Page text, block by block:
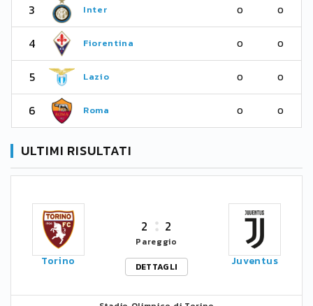
3 Inter 0 0
4 Fiorentina 0 0
5 Lazio 0 0
6 Roma 0 0
ULTIMI RISULTATI
Torino
2 2
Pareggio
DETTAGLI
Juventus